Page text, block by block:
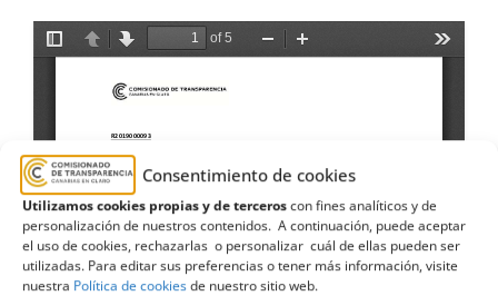
Consentimiento de cookies
Utilizamos cookies propias y de terceroscon fines analíticos y de
personalización de nuestros contenidos. A continuación, puede aceptar
el uso de cookies, rechazarlas o personalizar cuál de ellas pueden ser
utilizadas. Para editar sus preferencias o tener más información, visite
nuestra Política de cookiesde nuestro sitio web.